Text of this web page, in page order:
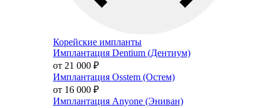
Корейские импланты
Имплантация Dentium (Дентиум)
от 21 000 ₽
Имплантация Osstem (Остем)
от 16 000 ₽
Имплантация Anyone (Эниван)